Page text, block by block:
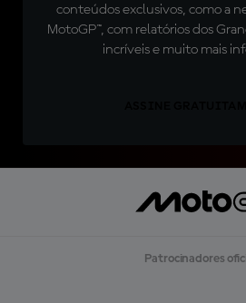
conteúdos exclusivos, como a
MotoGP™, com relatórios dos
incríveis e muito mais
Patrocinadores